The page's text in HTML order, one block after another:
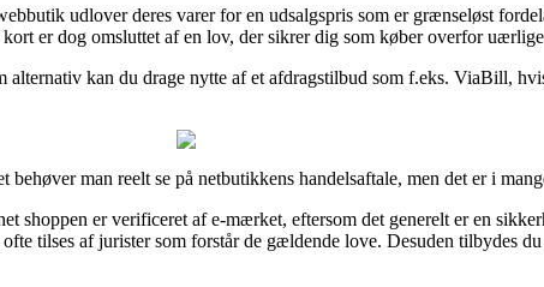
udlover deres varer for en udsalgspris som er grænseløst
er dog omsluttet af en lov, der sikrer dig som køber overfor
kan du drage nytte af et afdragstilbud som f.eks. ViaBill,
behøver man reelt se på netbutikkens handelsaftale, men det er i
shoppen er verificeret af e-mærket, eftersom det generelt er en
tilses af jurister som forstår de gældende love. Desuden tilbydes